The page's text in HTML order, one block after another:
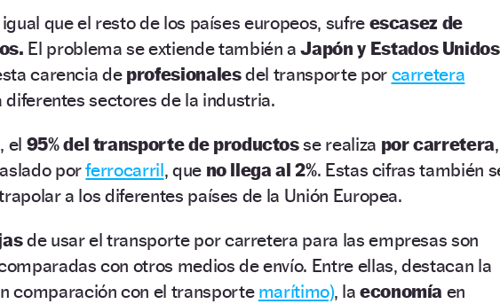
igual que el resto de los países europeos, sufre escasez de
El problema se extiende también aJapón y Estados Unidos
carencia de profesionalesdel transporte por carretera
diferentes sectores de la industria.
el 95% del transporte de productosse realiza por carretera,
porferrocarril, que no llega al 2%. Estas cifras también
a los diferentes países de la Unión Europea.
de usar el transporte por carretera para las empresas son
con otros medios de envío. Entre ellas, destacan la
comparación con el transporte marítimo), la economía en